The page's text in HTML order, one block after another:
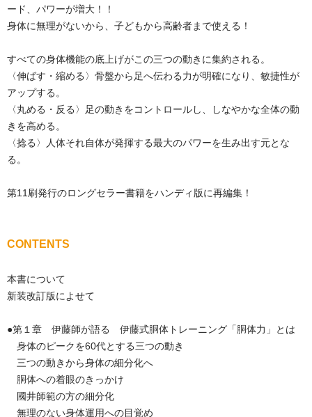
ード、パワーが増大！！
身体に無理がないから、子どもから高齢者まで使える！
すべての身体機能の底上げがこの三つの動きに集約される。
〈伸ばす・縮める〉骨盤から足へ伝わる力が明確になり、敏捷性が
アップする。
〈丸める・反る〉足の動きをコントロールし、しなやかな全体の動
きを高める。
〈捻る〉人体それ自体が発揮する最大のパワーを生み出す元とな
る。
第11刷発行のロングセラー書籍をハンディ版に再編集！
CONTENTS
本書について
新装改訂版によせて
●第１章 伊藤師が語る 伊藤式胴体トレーニング「胴体力」とは
身体のピークを60代とする三つの動き
三つの動きから身体の細分化へ
胴体への着眼のきっかけ
國井師範の方の細分化
無理のない身体運用への目覚め